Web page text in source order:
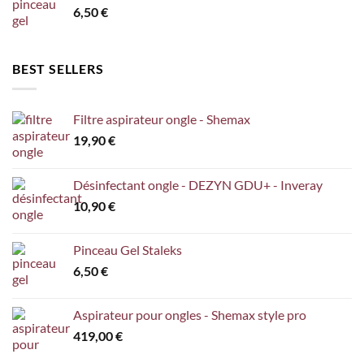
6,50€
BEST SELLERS
Filtre aspirateur ongle - Shemax
19,90€
Désinfectant ongle - DEZYN GDU+ - Inveray
10,90€
Pinceau Gel Staleks
6,50€
Aspirateur pour ongles - Shemax style pro
419,00€